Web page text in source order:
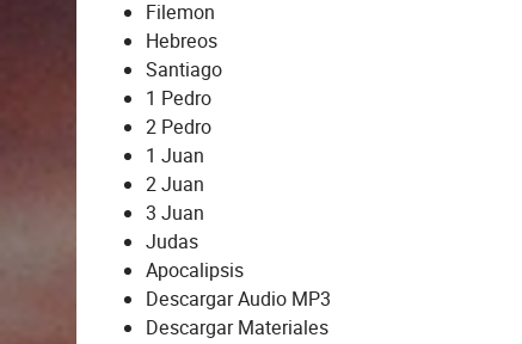
Filemon
Hebreos
Santiago
1 Pedro
2 Pedro
1 Juan
2 Juan
3 Juan
Judas
Apocalipsis
Descargar Audio MP3
Descargar Materiales